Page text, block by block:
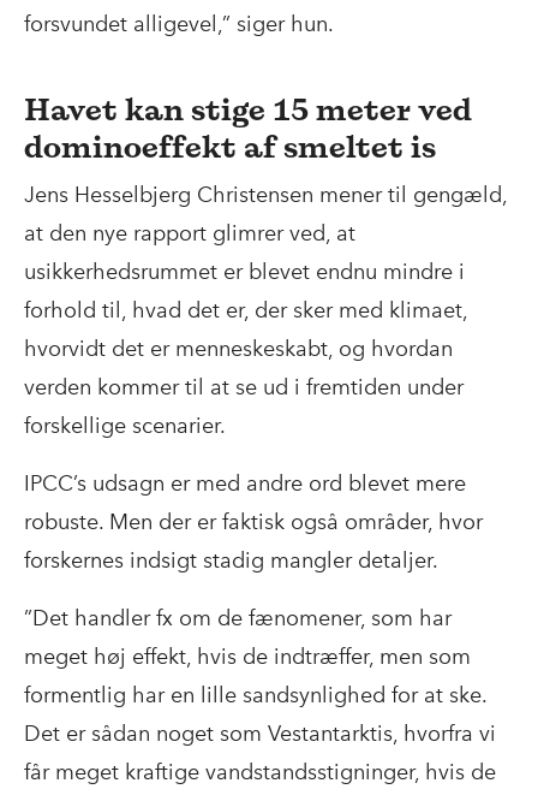
forsvundet alligevel,” siger hun.
Havet kan stige 15 meter ved
dominoeffekt af smeltet is
Jens Hesselbjerg Christensen mener til gengæld,
at den nye rapport glimrer ved, at
usikkerhedsrummet er blevet endnu mindre i
forhold til, hvad det er, der sker med klimaet,
hvorvidt det er menneskeskabt, og hvordan
verden kommer til at se ud i fremtiden under
forskellige scenarier.
IPCC’s udsagn er med andre ord blevet mere
robuste. Men der er faktisk også områder, hvor
forskernes indsigt stadig mangler detaljer.
”Det handler fx om de fænomener, som har
meget høj effekt, hvis de indtræffer, men som
formentlig har en lille sandsynlighed for at ske.
Det er sådan noget som Vestantarktis, hvorfra vi
får meget kraftige vandstandsstigninger, hvis de